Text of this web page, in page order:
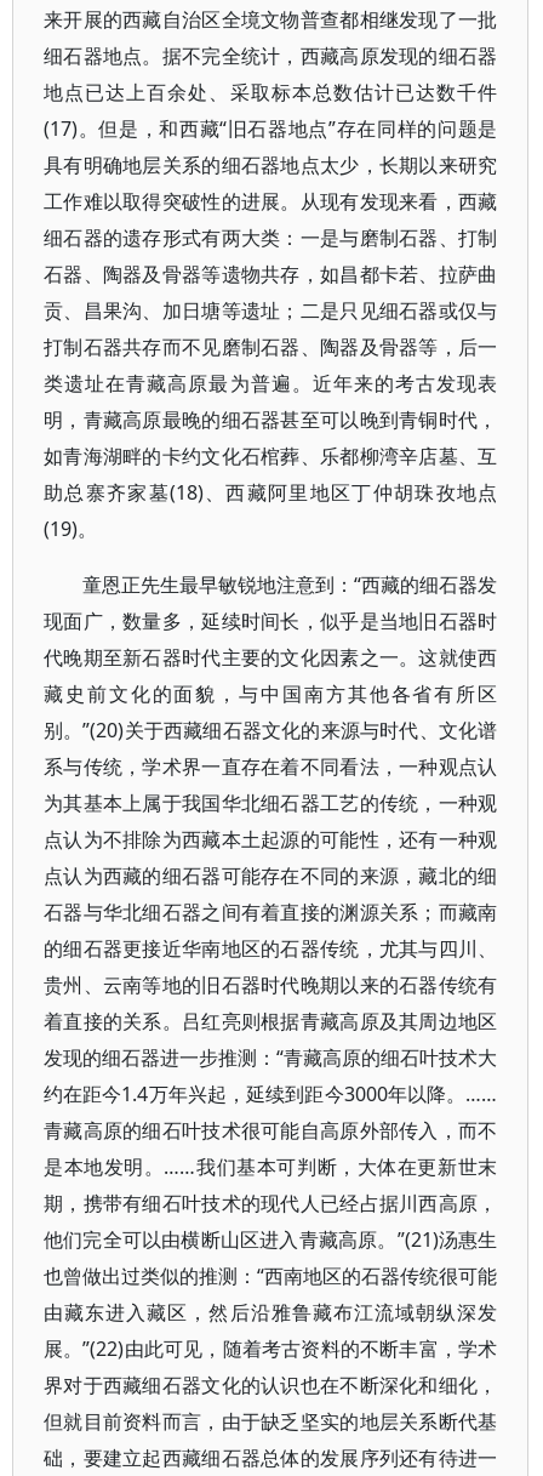
来开展的西藏自治区全境文物普查都相继发现了一批
细石器地点。据不完全统计，西藏高原发现的细石器
地点已达上百余处、采取标本总数估计已达数千件
(17)。但是，和西藏“旧石器地点”存在同样的问题是
具有明确地层关系的细石器地点太少，长期以来研究
工作难以取得突破性的进展。从现有发现来看，西藏
细石器的遗存形式有两大类：一是与磨制石器、打制
石器、陶器及骨器等遗物共存，如昌都卡若、拉萨曲
贡、昌果沟、加日塘等遗址；二是只见细石器或仅与
打制石器共存而不见磨制石器、陶器及骨器等，后一
类遗址在青藏高原最为普遍。近年来的考古发现表
明，青藏高原最晚的细石器甚至可以晚到青铜时代，
如青海湖畔的卡约文化石棺葬、乐都柳湾辛店墓、互
助总寨齐家墓(18)、西藏阿里地区丁仲胡珠孜地点
(19)。
童恩正先生最早敏锐地注意到：“西藏的细石器发
现面广，数量多，延续时间长，似乎是当地旧石器时
代晚期至新石器时代主要的文化因素之一。这就使西
藏史前文化的面貌，与中国南方其他各省有所区
别。”(20)关于西藏细石器文化的来源与时代、文化谱
系与传统，学术界一直存在着不同看法，一种观点认
为其基本上属于我国华北细石器工艺的传统，一种观
点认为不排除为西藏本土起源的可能性，还有一种观
点认为西藏的细石器可能存在不同的来源，藏北的细
石器与华北细石器之间有着直接的渊源关系；而藏南
的细石器更接近华南地区的石器传统，尤其与四川、
贵州、云南等地的旧石器时代晚期以来的石器传统有
着直接的关系。吕红亮则根据青藏高原及其周边地区
发现的细石器进一步推测：“青藏高原的细石叶技术大
约在距今1.4万年兴起，延续到距今3000年以降。……
青藏高原的细石叶技术很可能自高原外部传入，而不
是本地发明。……我们基本可判断，大体在更新世末
期，携带有细石叶技术的现代人已经占据川西高原，
他们完全可以由横断山区进入青藏高原。”(21)汤惠生
也曾做出过类似的推测：“西南地区的石器传统很可能
由藏东进入藏区，然后沿雅鲁藏布江流域朝纵深发
展。”(22)由此可见，随着考古资料的不断丰富，学术
界对于西藏细石器文化的认识也在不断深化和细化，
但就目前资料而言，由于缺乏坚实的地层关系断代基
础，要建立起西藏细石器总体的发展序列还有待进一